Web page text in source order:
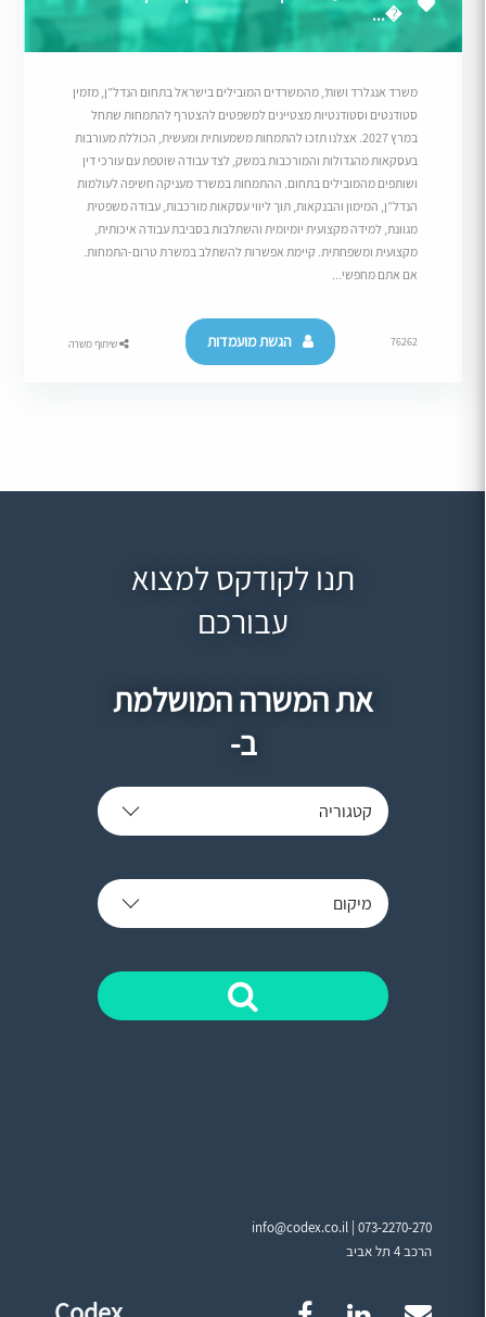
�...
משרד אנגלרד ושות’, מהמשרדים המובילים בישראל בתחום הנדל”ן, מזמין
סטודנטים וסטודנטיות מצטיינים למשפטים להצטרף להתמחות שתחל
במרץ 2027. אצלנו תזכו להתמחות משמעותית ומעשית, הכוללת מעורבות
בעסקאות מהגדולות והמורכבות במשק, לצד עבודה שוטפת עם עורכי דין
ושותפים מהמובילים בתחום. ההתמחות במשרד מעניקה חשיפה לעולמות
הנדל”ן, המימון והבנקאות, תוך ליווי עסקאות מורכבות, עבודה משפטית
מגוונת, למידה מקצועית יומיומית והשתלבות בסביבת עבודה איכותית,
מקצועית ומשפחתית. קיימת אפשרות להשתלב במשרת טרום-התמחות.
אם אתם מחפשי...
76262 הגשת מועמדות שיתוף משרה
תנו לקודקס למצוא
עבורכם
את המשרה המושלמת
ב-
קטגוריה
מיקום
info@codex.co.il |073-2270-270
הרכב 4 תל אביב